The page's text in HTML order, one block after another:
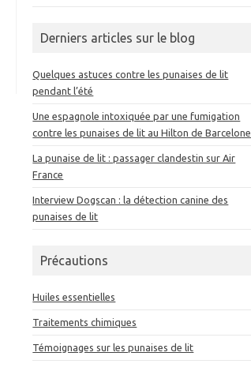
Derniers articles sur le blog
Quelques astuces contre les punaises de lit
pendant l’été
Une espagnole intoxiquée par une fumigation
contre les punaises de lit au Hilton de Barcelone
La punaise de lit : passager clandestin sur Air
France
Interview Dogscan : la détection canine des
punaises de lit
Précautions
Huiles essentielles
Traitements chimiques
Témoignages sur les punaises de lit